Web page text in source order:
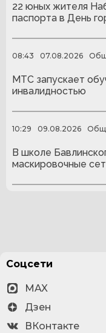
22 юных жителя
паспорта в День
08:43 07.08.2026
МТС запускает
инвалидностью
10:29 09.08.2026
В школе
маскировочные
Соцсети
MAX
Дзен
ВКонтакте